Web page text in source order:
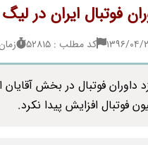
فوتبال ایران در
کد مطلب : 52815 زمان
فوتبال در بخش
فوتبال افزایش پیدا نکرد.